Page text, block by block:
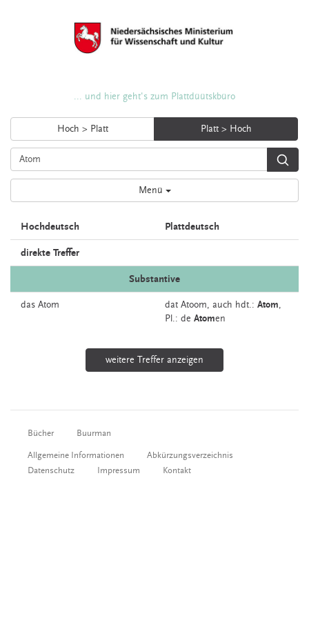
... und hier geht's zum Plattdüütskbüro
Hoch > Platt Platt > Hoch
Menü
Hochdeutsch Plattdeutsch
direkte Treffer
Substantive
das Atom dat Atoom, auch hdt.: Atom,
Pl.: de Atomen
weitere Treffer anzeigen
Bücher Buurman
Allgemeine Informationen
Abkürzungsverzeichnis
Datenschutz
Impressum Kontakt